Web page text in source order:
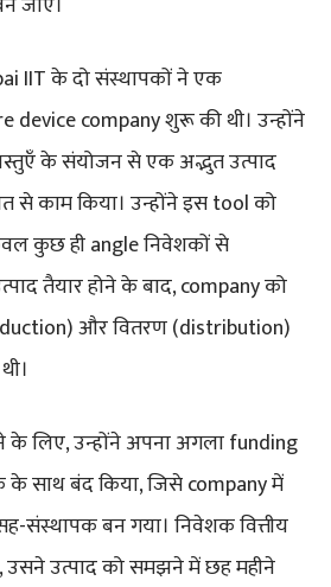
IIT के दो संस्थापकों ने एक
device company शुरू की थी। उन्होंने
के संयोजन से एक अद्भुत उत्पाद
से काम किया। उन्होंने इस tool को
कुछ ही angle निवेशकों से
तैयार होने के बाद, company को
और वितरण (distribution)
लिए, उन्होंने अपना अगला funding
साथ बंद किया, जिसे company में
संस्थापक बन गया। निवेशक वित्तीय
उसने उत्पाद को समझने में छह महीने